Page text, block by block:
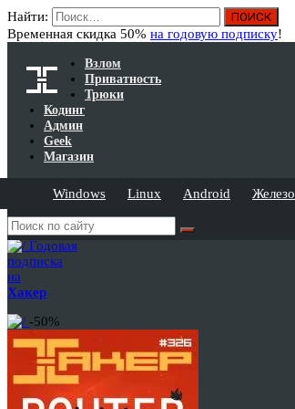
Найти:
Временная скидка 50% на годовую подписку!
Взлом
Приватность
Трюки
Кодинг
Админ
Geek
Магазин
Windows Linux Android Железо
Годовая
подписка
на
Хакер
-50%